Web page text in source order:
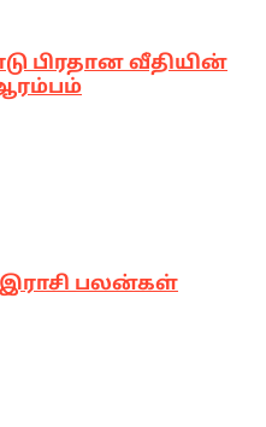
பிரதான வீதியின்
பலன்கள்